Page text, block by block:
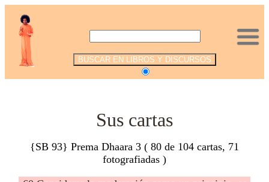
Sus cartas
{SB 93} Prema Dhaara 3 ( 80 de 104 cartas, 71
fotografiadas )